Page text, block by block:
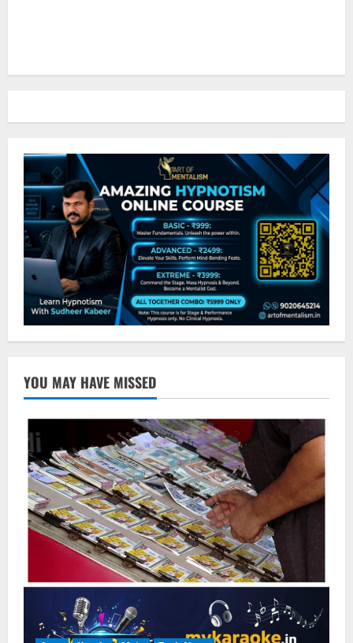
YOU MAY HAVE MISSED